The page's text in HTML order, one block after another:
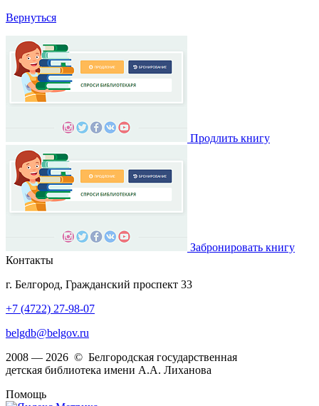
Вернуться
Продлить книгу
Забронировать книгу
Контакты
г. Белгород, Гражданский проспект 33
+7 (4722) 27-98-07
belgdb@belgov.ru
2008 — 2026 © Белгородская государственная
детская библиотека имени А.А. Лиханова
Помощь